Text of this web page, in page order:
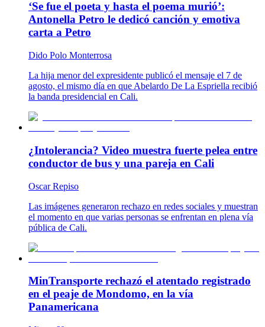
‘Se fue el poeta y hasta el poema murió’:
Antonella Petro le dedicó canción y emotiva
carta a Petro
Dido Polo Monterrosa
La hija menor del expresidente publicó el mensaje el 7 de
agosto, el mismo día en que Abelardo De La Espriella recibió
la banda presidencial en Cali.
¿Intolerancia? Video muestra fuerte pelea entre
conductor de bus y una pareja en Cali
Oscar Repiso
Las imágenes generaron rechazo en redes sociales y muestran
el momento en que varias personas se enfrentan en plena vía
pública de Cali.
MinTransporte rechazó el atentado registrado
en el peaje de Mondomo, en la vía
Panamericana